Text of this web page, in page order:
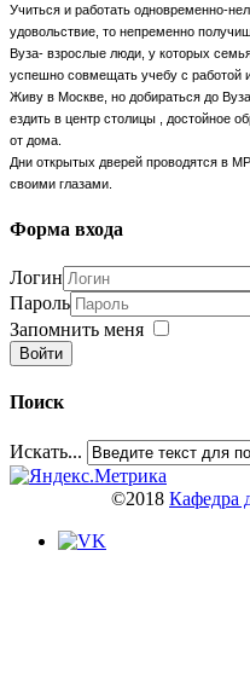
Учиться и работать одновременно-
удовольствие, то непременно
Вуза- взрослые люди, у которых
успешно совмещать учебу с работой
Живу в Москве, но добираться до
ездить в центр столицы , достойное
от дома.
Дни открытых дверей проводятся в
своими глазами.
Форма входа
Логин
Пароль
Запомнить меня
Войти
Поиск
Искать...
©2018 Кафедра